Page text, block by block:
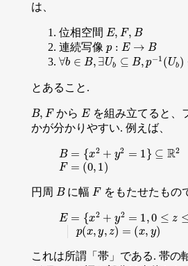
は、
位相空間 E, ,B
連続写像 :E →
∀b∈ B,∃Ub ⊆B ,p (Ub) ≃
とあること.
B, F から Eを組み立てると、
かが分かりやすい. 例えば、
B= 2 +y 2 1} R 2
F= ,1)
円周 Bに幅 F をもたせたもの
E= 2 +y 2 1, z 1 ⊆
(x, z = y )
これは所謂「帯」である. 帯の